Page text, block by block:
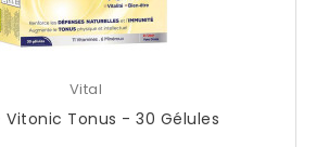
Vital
Tonus - 30 Gélules